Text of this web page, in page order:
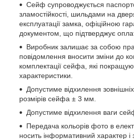
Сейф супроводжується
зламостійкості, шильдами на
експлуатації замка, офіційною
документом, що підтверджує
Виробник залишає за собою
повідомлення вносити зміни до
комплектації сейфа, які
характеристики.
Допустиме відхилення
розмірів сейфа ± 3 мм.
Допустиме відхилення ваги
Передача кольорів фото в
носить інформативний характер і